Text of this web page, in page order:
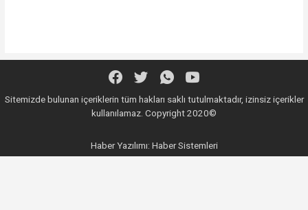
Sitemizde bulunan içeriklerin tüm hakları saklı tutulmaktadır, izinsiz içerikler
kullanılamaz. Copyright 2020©
Haber Yazılımı: Haber Sistemleri